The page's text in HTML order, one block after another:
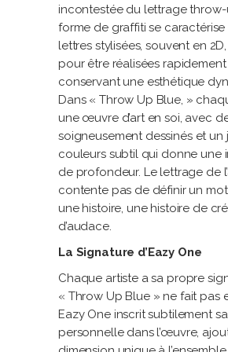
incontestée du lettrage
forme de graffiti se
lettres stylisées, souvent en
pour être réalisées
conservant une esthétique
Dans « Throw Up Blue, »
une œuvre d’art en soi, avec
soigneusement dessinés et un
couleurs subtil qui donne une
de profondeur. Le lettrage de
contente pas de définir un
une histoire, une histoire de
d’audace.
La Signature d’Eazy One
Chaque artiste a sa propre
« Throw Up Blue » ne fait pas
Eazy One inscrit subtilement
personnelle dans l’œuvre,